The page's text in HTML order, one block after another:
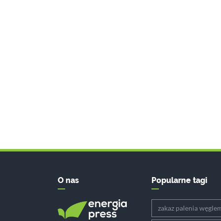
O nas Popularne tagi
zakaz palenia